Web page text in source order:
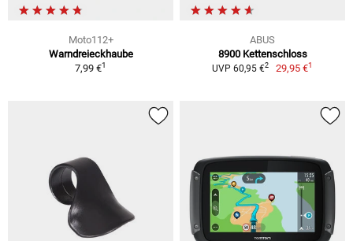
Moto112+
Warndreieckhaube
7,99 €1
ABUS
8900 Kettenschloss
UVP 60,95 €2 29,95 €1